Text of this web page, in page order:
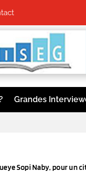
Grandes
Sopi Naby, pour un